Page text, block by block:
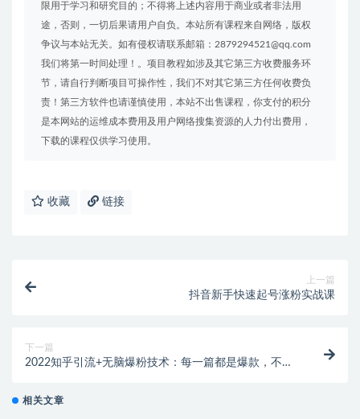
限用于学习和研究目的；不得将上述内容用于商业或者非法用
途，否则，一切后果请用户自负。本站所有课程来自网络，版权
争议与本站无关。如有侵权请联系邮箱：2879294521@qq.com
我们将第一时间处理！。项目教程如涉及其它第三方收费服务环
节，请自行判断项目可操作性，我们不对其它第三方任何收费负
责！第三方软件也请谨慎使用，本站不出售课程，你支付的积分
是本网站的运维成本费用及用户网络搜集资源的人力付出费用，
下载的课程仅供学习使用。
收藏 链接
上一篇
抖音新手快速起号涨粉实战课
下一篇
2022知乎引流+无脑爆粉技术：每一篇都是爆款，不吹
相关文章